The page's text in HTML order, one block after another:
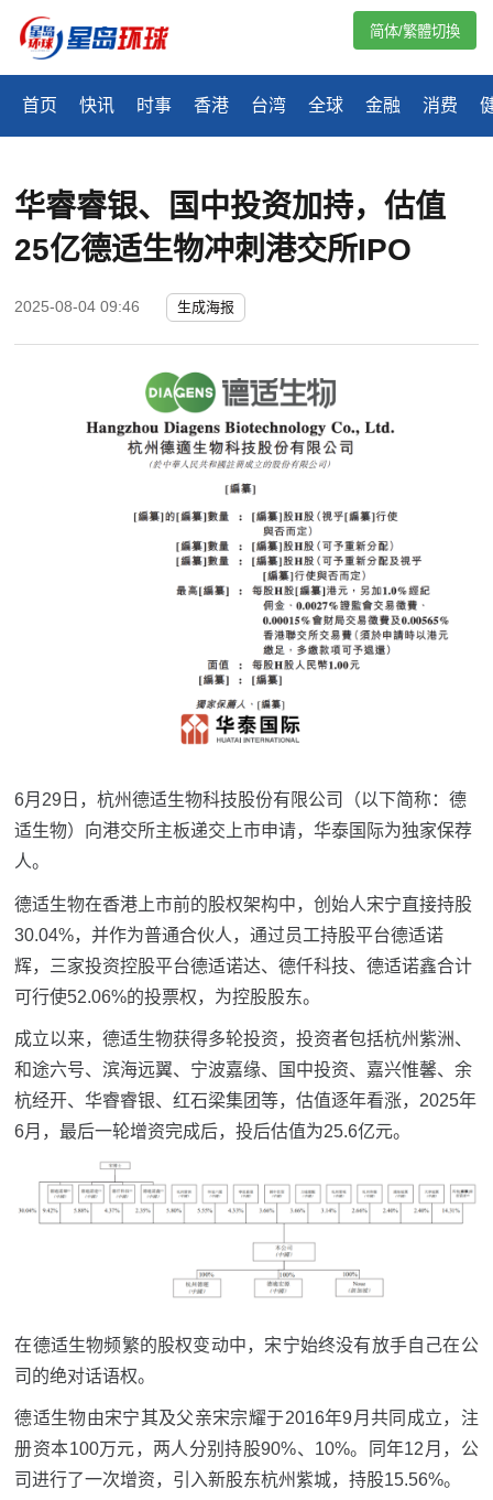
首页 快讯 时事 香港 台湾 全球 金融 消费
简体/繁體切換
华睿睿银、国中投资加持，估值
25亿德适生物冲刺港交所IPO
2025-08-04 09:46 生成海报
6月29日，杭州德适生物科技股份有限公司（以下简称：德
适生物）向港交所主板递交上市申请，华泰国际为独家保荐
人。
德适生物在香港上市前的股权架构中，创始人宋宁直接持股
30.04%，并作为普通合伙人，通过员工持股平台德适诺
辉，三家投资控股平台德适诺达、德仟科技、德适诺鑫合计
可行使52.06%的投票权，为控股股东。
成立以来，德适生物获得多轮投资，投资者包括杭州紫洲、
和途六号、滨海远翼、宁波嘉缘、国中投资、嘉兴惟馨、余
杭经开、华睿睿银、红石梁集团等，估值逐年看涨，2025年
6月，最后一轮增资完成后，投后估值为25.6亿元。
在德适生物频繁的股权变动中，宋宁始终没有放手自己在公
司的绝对话语权。
德适生物由宋宁其及父亲宋宗耀于2016年9月共同成立，注
册资本100万元，两人分别持股90%、10%。同年12月，公
司进行了一次增资，引入新股东杭州紫城，持股15.56%。